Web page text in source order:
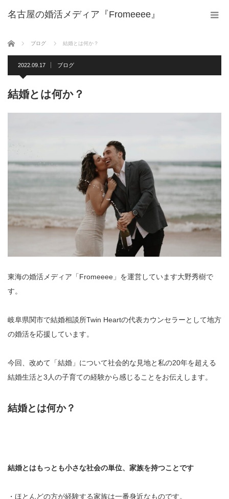
名古屋の婚活メディア『Fromeeee』
ホーム ブログ 結婚とは何か？
2022.09.17 ブログ
結婚とは何か？
東海の婚活メディア「Fromeeee」を運営しています大野秀樹で
す。
岐阜県関市で結婚相談所Twin Heartの代表カウンセラーとして地方
の婚活を応援しています。
今回、改めて「結婚」について社会的な見地と私の20年を超える
結婚生活と3人の子育ての経験から感じることをお伝えします。
結婚とは何か？
結婚とはもっとも小さな社会の単位、家族を持つことです
・ほとんどの方が経験する家族は一番身近なものです。